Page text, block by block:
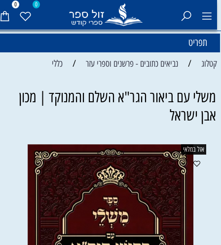
0 0
תפריט
קטלוג / נביאים כתובים - פרשנים וספרי עזר / כללי
משלי עם ביאור הגר"א השלם והמנוקד | מכון
אבן ישראל
אזל במלאי